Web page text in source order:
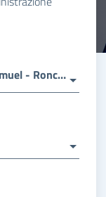
Istituto D'Istruzione Superiore Caramuel - Roncalli